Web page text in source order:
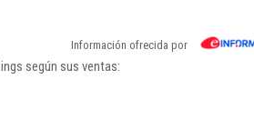
Información ofrecida por
según sus ventas: